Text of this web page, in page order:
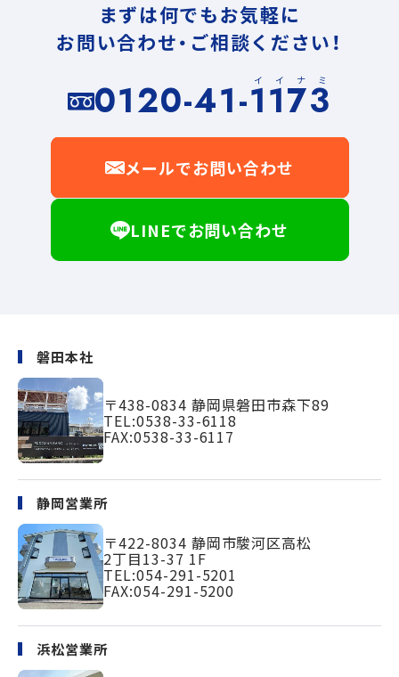
まずは何でもお気軽に
お問い合わせ・ご相談ください！
イイナミ
0120-41-1173
メールでお問い合わせ
LINEでお問い合わせ
磐田本社
〒438-0834 静岡県磐田市森下89
TEL:0538-33-6118
FAX:0538-33-6117
静岡営業所
〒422-8034 静岡市駿河区高松
2丁目13-37 1F
TEL:054-291-5201
FAX:054-291-5200
浜松営業所